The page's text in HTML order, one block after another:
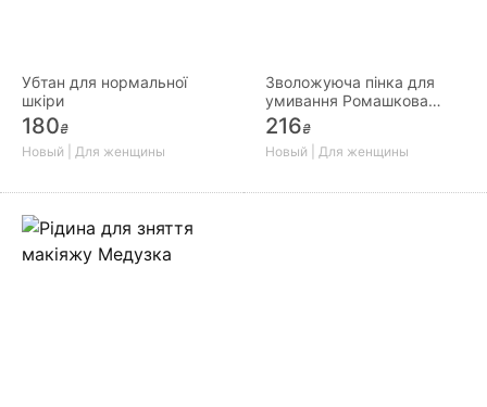
Убтан для нормальної
шкіри
180₴
Новый | Для женщины
Зволожуюча пінка для
умивання Ромашкова
хмарка
216₴
Новый | Для женщины